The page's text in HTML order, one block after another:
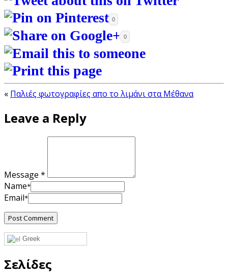
0
0
« Παλιές φωτογραφίες απο το λιμάνι στα Μέθανα
Leave a Reply
Message *
Name*
Email*
Greek
Σελίδες